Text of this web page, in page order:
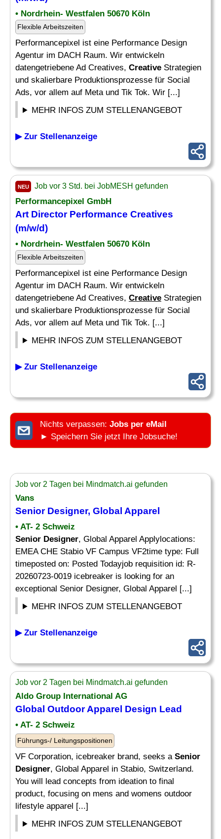
• Nordrhein- Westfalen 50670 Köln
Flexible Arbeitszeiten
Performancepixel ist eine Performance Design
Agentur im DACH Raum. Wir entwickeln
datengetriebene Ad Creatives, Creative Strategien
und skalierbare Produktionsprozesse für Social
Ads, vor allem auf Meta und Tik Tok. Wir [...]
MEHR INFOS ZUM STELLENANGEBOT
▶ Zur Stellenanzeige
NEU Job vor 3 Std. bei JobMESH gefunden
Performancepixel GmbH
Art Director Performance Creatives
(m/w/d)
• Nordrhein- Westfalen 50670 Köln
Flexible Arbeitszeiten
Performancepixel ist eine Performance Design
Agentur im DACH Raum. Wir entwickeln
datengetriebene Ad Creatives, Creative Strategien
und skalierbare Produktionsprozesse für Social
Ads, vor allem auf Meta und Tik Tok. [...]
MEHR INFOS ZUM STELLENANGEBOT
▶ Zur Stellenanzeige
Nichts verpassen: Jobs per eMail
► Speichern Sie jetzt Ihre Jobsuche!
Job vor 2 Tagen bei Mindmatch.ai gefunden
Vans
Senior Designer, Global Apparel
• AT- 2 Schweiz
Senior Designer, Global Apparel Applylocations:
EMEA CHE Stabio VF Campus VF2time type: Full
timeposted on: Posted Todayjob requisition id: R-
20260723-0019 icebreaker is looking for an
exceptional Senior Designer, Global Apparel [...]
MEHR INFOS ZUM STELLENANGEBOT
▶ Zur Stellenanzeige
Job vor 2 Tagen bei Mindmatch.ai gefunden
Aldo Group International AG
Global Outdoor Apparel Design Lead
• AT- 2 Schweiz
Führungs-/ Leitungspositionen
VF Corporation, icebreaker brand, seeks a Senior
Designer, Global Apparel in Stabio, Switzerland.
You will lead concepts from ideation to final
product, focusing on mens and womens outdoor
lifestyle apparel [...]
MEHR INFOS ZUM STELLENANGEBOT